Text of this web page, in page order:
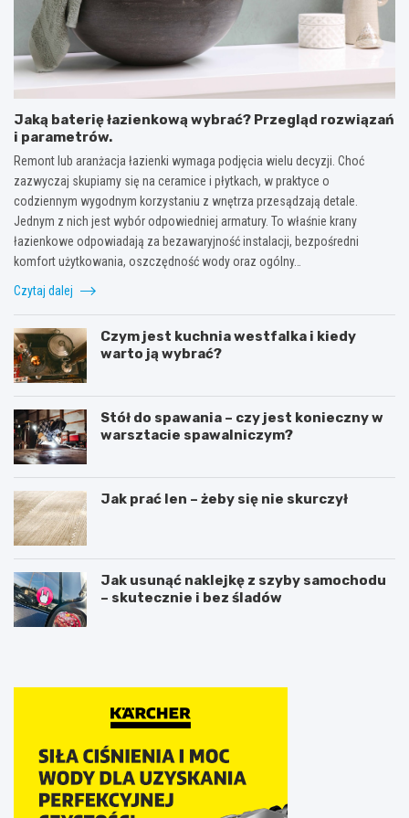
Jaką baterię łazienkową wybrać? Przegląd rozwiązań
i parametrów.
Remont lub aranżacja łazienki wymaga podjęcia wielu decyzji. Choć
zazwyczaj skupiamy się na ceramice i płytkach, w praktyce o
codziennym wygodnym korzystaniu z wnętrza przesądzają detale.
Jednym z nich jest wybór odpowiedniej armatury. To właśnie krany
łazienkowe odpowiadają za bezawaryjność instalacji, bezpośredni
komfort użytkowania, oszczędność wody oraz ogólny…
Czytaj dalej
Czym jest kuchnia westfalka i kiedy
warto ją wybrać?
Stół do spawania – czy jest konieczny w
warsztacie spawalniczym?
Jak prać len – żeby się nie skurczył
Jak usunąć naklejkę z szyby samochodu
– skutecznie i bez śladów